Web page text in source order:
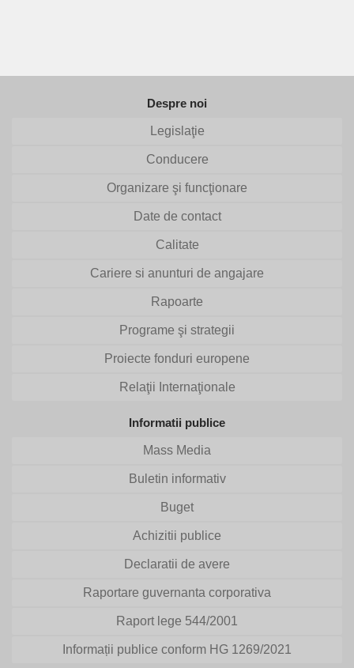
Despre noi
Legislaţie
Conducere
Organizare şi funcţionare
Date de contact
Calitate
Cariere si anunturi de angajare
Rapoarte
Programe şi strategii
Proiecte fonduri europene
Relaţii Internaţionale
Informatii publice
Mass Media
Buletin informativ
Buget
Achizitii publice
Declaratii de avere
Raportare guvernanta corporativa
Raport lege 544/2001
Informații publice conform HG 1269/2021